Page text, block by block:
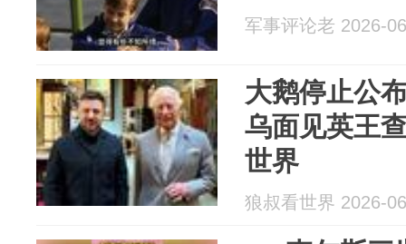
军事评论老 2026-
大鹅停止公
乌面见英王
世界
狼叔看世界 2026-